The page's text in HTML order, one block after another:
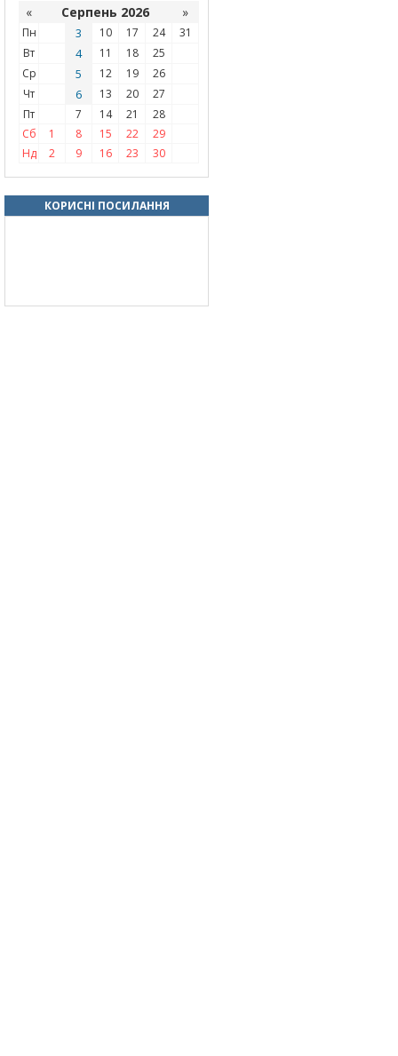
« Серпень 2026 »
Пн 3 10 17 24
31
Вт
4 11 18
25
Ср
5 12 19
26
Чт
6 13 20
27
Пт
7 14 21
28
Сб
1 8 15 22
29
Нд
2 9 16 23 30
КОРИСНІ ПОСИЛАННЯ